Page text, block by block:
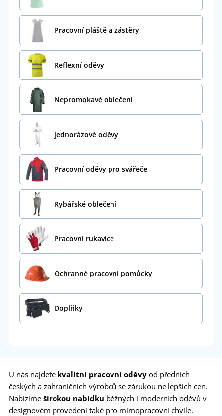
Pracovní pláště a zástěry
Reflexní oděvy
Nepromokavé oblečení
Jednorázové oděvy
Pracovní oděvy pro svářeče
Rybářské oblečení
Pracovní rukavice
Ochranné pracovní pomůcky
Doplňky
U nás najdete kvalitní pracovní oděvy od předních
českých a zahraničních výrobců se zárukou nejlepších cen.
Nabízíme širokou nabídku běžných i moderních oděvů v
designovém provedení také pro mimopracovní chvíle.